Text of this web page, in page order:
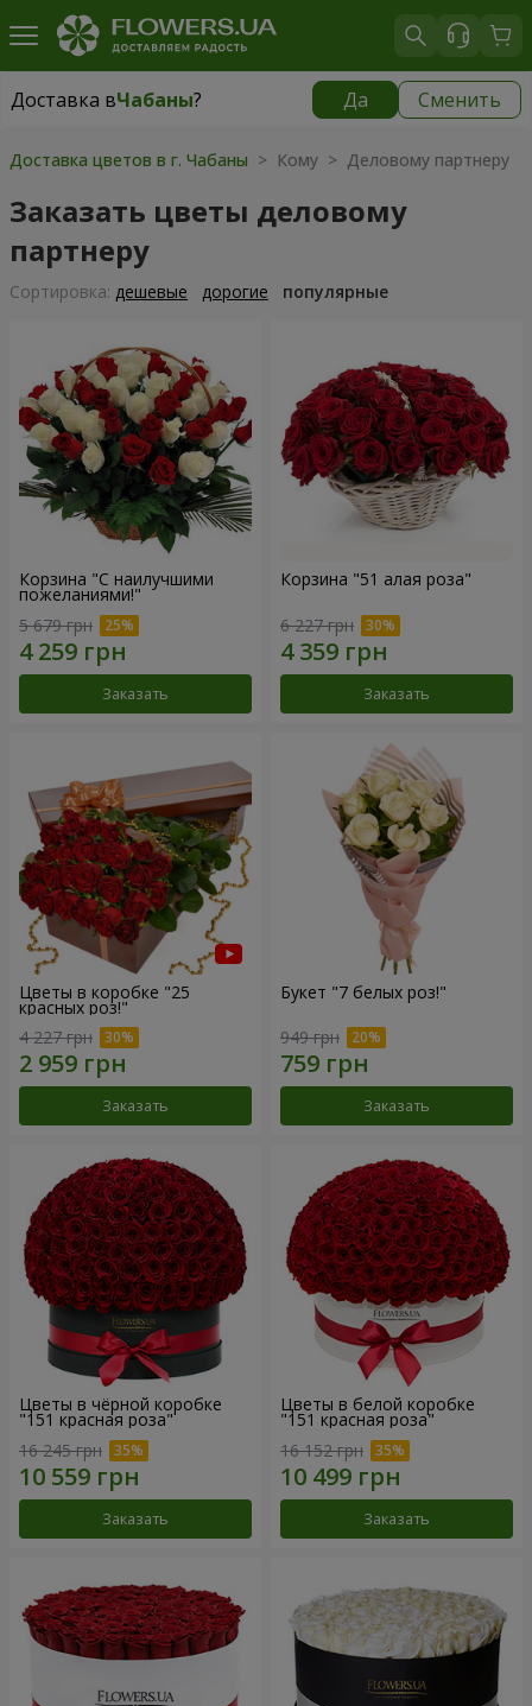
Доставка вЧабаны? Да Сменить
Доставка вЧабаны|
Доставка цветов в г. Чабаны > Кому > Деловому партнеру
Заказать цветы деловому
партнеру
Cортировка: дешевые дорогие популярные
Корзина "С наилучшими
пожеланиями!"
5 679 грн
Заказать
Корзина "51 алая роза"
6 227 грн
Заказать
Цветы в коробке "25
красных роз!"
4 227 грн
Заказать
Букет "7 белых роз!"
949 грн
Заказать
Цветы в чёрной коробке
"151 красная роза"
16 245 грн
Заказать
Цветы в белой коробке
"151 красная роза"
16 152 грн
Заказать